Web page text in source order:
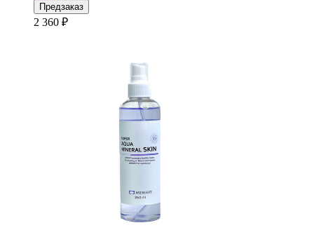
Предзаказ
2 360 ₽